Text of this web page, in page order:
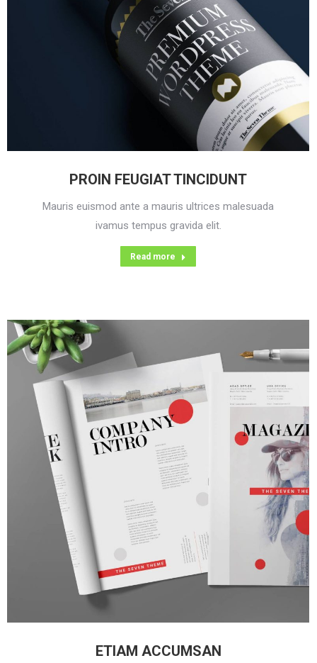
PROIN FEUGIAT TINCIDUNT
Mauris euismod ante a mauris ultrices malesuada
ivamus tempus gravida elit.
Read more
ETIAM ACCUMSAN